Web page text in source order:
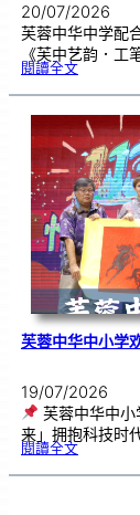
20/07/2026
芙蓉中华中学配
《芙中艺韵．
閱讀全文:《
艺
．
工
笔
雅
．
长
荣
丹
青
》
书
画
展
开
幕
芙蓉中华中小学
19/07/2026
芙蓉中华中
来」拥抱科技时
閱讀全文:芙
中
华